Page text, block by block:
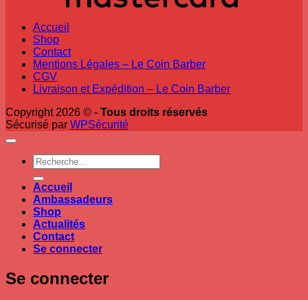
Accueil
Shop
Contact
Mentions Légales – Le Coin Barber
CGV
Livraison et Expédition – Le Coin Barber
Copyright 2026 © - Tous droits réservés
Sécurisé par WPSécurité
Recherche
pour :
Accueil
Ambassadeurs
Shop
Actualités
Contact
Se connecter
Se connecter